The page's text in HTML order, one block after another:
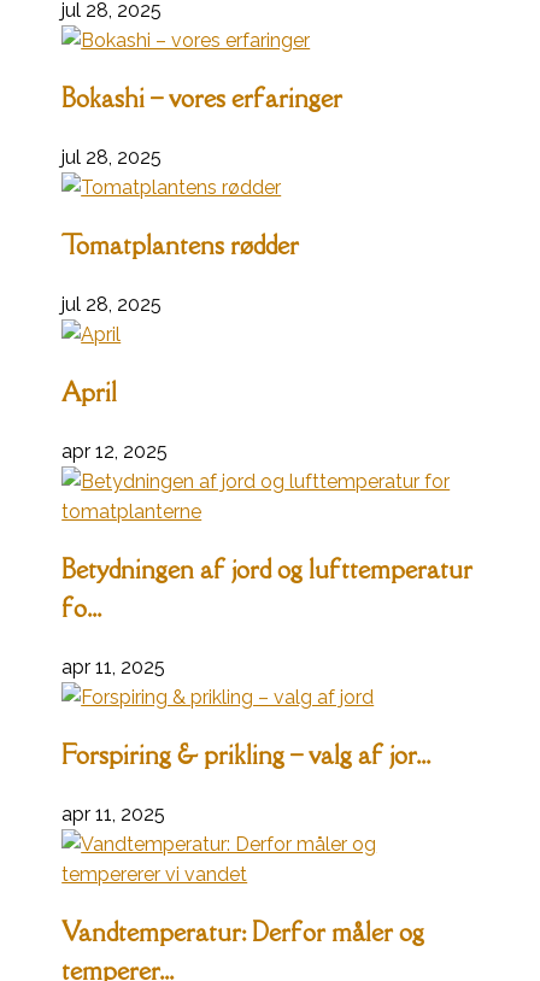
jul 28, 2025
Bokashi – vores erfaringer
jul 28, 2025
Tomatplantens rødder
jul 28, 2025
April
apr 12, 2025
Betydningen af jord og lufttemperatur
fo...
apr 11, 2025
Forspiring & prikling – valg af jor...
apr 11, 2025
Vandtemperatur: Derfor måler og
temperer...